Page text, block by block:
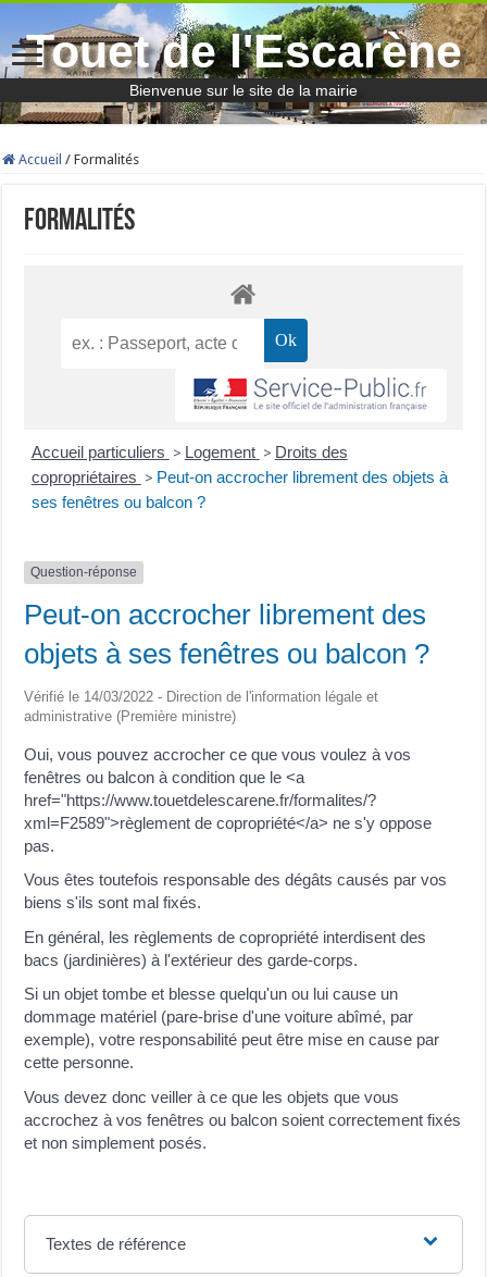
Touet de l'Escarène
Bienvenue sur le site de la mairie
Accueil / Formalités
Formalités
Accueil particuliers > Logement > Droits des
copropriétaires > Peut-on accrocher librement des objets à
ses fenêtres ou balcon ?
Question-réponse
Peut-on accrocher librement des
objets à ses fenêtres ou balcon ?
Vérifié le 14/03/2022 - Direction de l'information légale et
administrative (Première ministre)
Oui, vous pouvez accrocher ce que vous voulez à vos
fenêtres ou balcon à condition que le <a
href="https://www.touetdelescarene.fr/formalites/?
xml=F2589">règlement de copropriété</a> ne s'y oppose
pas.
Vous êtes toutefois responsable des dégâts causés par vos
biens s'ils sont mal fixés.
En général, les règlements de copropriété interdisent des
bacs (jardinières) à l'extérieur des garde-corps.
Si un objet tombe et blesse quelqu'un ou lui cause un
dommage matériel (pare-brise d'une voiture abîmé, par
exemple), votre responsabilité peut être mise en cause par
cette personne.
Vous devez donc veiller à ce que les objets que vous
accrochez à vos fenêtres ou balcon soient correctement fixés
et non simplement posés.
Textes de référence